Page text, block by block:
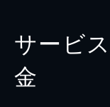
サービ
金